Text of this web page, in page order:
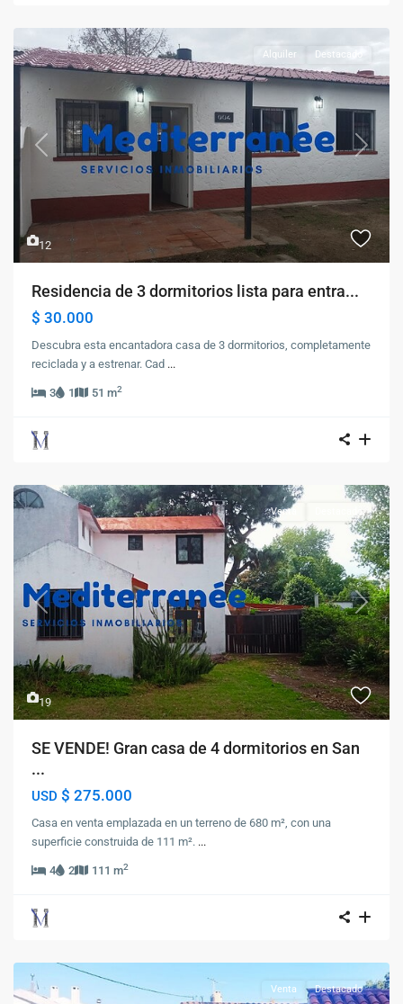
12
Previous Next
Alquiler Destacado
Residencia de 3 dormitorios lista para entra...
$ 30.000
Descubra esta encantadora casa de 3 dormitorios, completamente
reciclada y a estrenar. Cad ...
3 1 51 m2
19
Previous Next
Venta Destacado
SE VENDE! Gran casa de 4 dormitorios en San
...
USD $ 275.000
Casa en venta emplazada en un terreno de 680 m², con una
superficie construida de 111 m². ...
4 2 111 m2
Venta Destacado